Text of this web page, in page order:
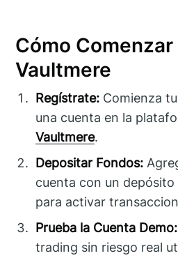
Cómo
Vaultmere
Regístrate: Comienza
una cuenta en la
Vaultmere.
Depositar Fondos:
cuenta con un
para activar
Prueba la Cuenta Demo:
trading sin riesgo real